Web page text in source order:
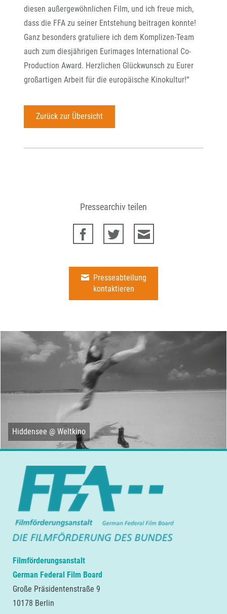
diesen außergewöhnlichen Film, und ich freue mich,
dass die FFA zu seiner Entstehung beitragen konnte!
Ganz besonders gratuliere ich dem Komplizen-Team
auch zum diesjährigen Eurimages International Co-
Production Award. Herzlichen Glückwunsch zu Eurer
großartigen Arbeit für die europäische Kinokultur!“
Zurück zur Übersicht
Pressearchiv teilen
Presseabteilung
kontaktieren
Hiddensee @ Weltkino
Filmförderungsanstalt
German Federal Film Board
Große Präsidentenstraße 9
10178 Berlin